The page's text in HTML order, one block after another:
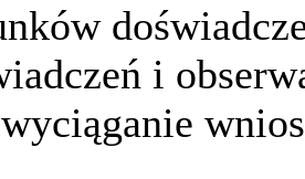
i